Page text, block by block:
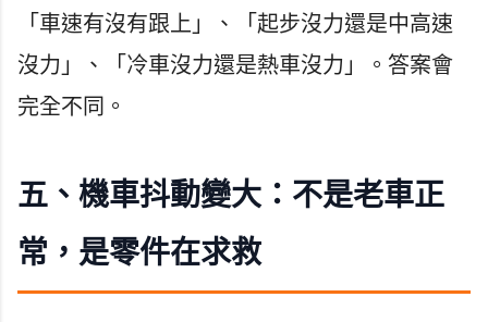
「車速有沒有跟上」、「起步沒力還是中高速
沒力」、「冷車沒力還是熱車沒力」。答案會
完全不同。
五、機車抖動變大：不是老車正
常，是零件在求救